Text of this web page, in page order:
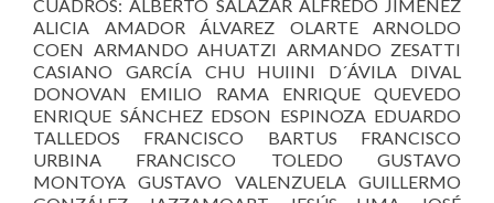
CUADROS: ALBERTO SALAZAR ALFREDO JIMÉNEZ
ALICIA AMADOR ÁLVAREZ OLARTE ARNOLDO
COEN ARMANDO AHUATZI ARMANDO ZESATTI
CASIANO GARCÍA CHU HUIINI D´ÁVILA DIVAL
DONOVAN EMILIO RAMA ENRIQUE QUEVEDO
ENRIQUE SÁNCHEZ EDSON ESPINOZA EDUARDO
TALLEDOS FRANCISCO BARTUS FRANCISCO
URBINA FRANCISCO TOLEDO GUSTAVO
MONTOYA GUSTAVO VALENZUELA GUILLERMO